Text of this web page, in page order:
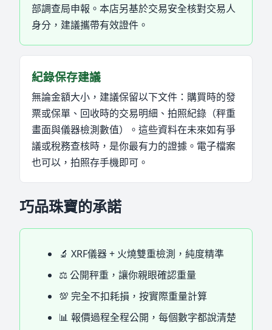
部調查局申報。本店另基於交易安全核對交易人
身分，建議攜帶有效證件。
紀錄保存建議
無論金額大小，建議保留以下文件：購買時的發
票或保單、回收時的交易明細、拍照紀錄（秤重
畫面與儀器檢測數值）。這些資料在未來如有爭
議或稅務查核時，是你最有力的證據。電子檔案
也可以，拍照存手機即可。
巧品珠寶的承諾
🔬 XRF儀器 + 火燒雙重檢測，純度精準
⚖️ 公開秤重，讓你親眼確認重量
💯 完全不扣耗損，按實際重量計算
📊 報價過程全程公開，每個數字都說清楚